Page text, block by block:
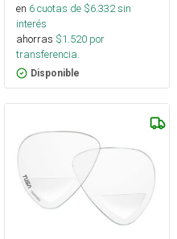
en 6cuotas de $6.332sin
interés
ahorras $1.520 por
transferencia.
Disponible